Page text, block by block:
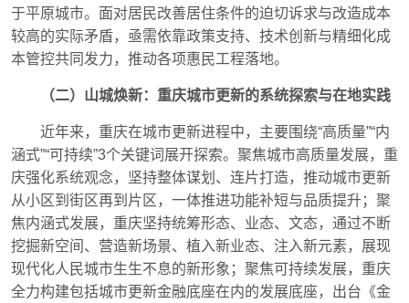
于平原城市。面对居民改善居住条件的迫切诉求与改造成本
较高的实际矛盾，亟需依靠政策支持、技术创新与精细化成
本管控共同发力，推动各项惠民工程落地。
（二）山城焕新：重庆城市更新的系统探索与在地实践
近年来，重庆在城市更新进程中，主要围绕“高质量”“内
涵式”“可持续”3个关键词展开探索。聚焦城市高质量发展，重
庆强化系统观念，坚持整体谋划、连片打造，推动城市更新
从小区到街区再到片区，一体推进功能补短与品质提升；聚
焦内涵式发展，重庆坚持统筹形态、业态、文态，通过不断
挖掘新空间、营造新场景、植入新业态、注入新元素，展现
现代化人民城市生生不息的新形象；聚焦可持续发展，重庆
全力构建包括城市更新金融底座在内的发展底座，出台《金